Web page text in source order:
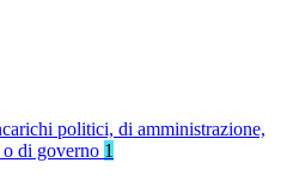
politici, di amministrazione,
di governo 1